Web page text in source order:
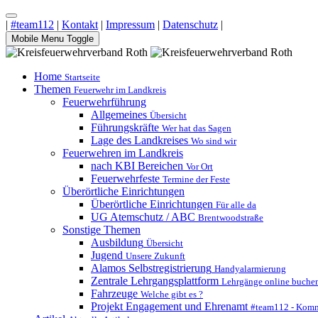
| #team112 | Kontakt | Impressum | Datenschutz |
Mobile Menu Toggle
Home Startseite
Themen Feuerwehr im Landkreis
Feuerwehrführung
Allgemeines Übersicht
Führungskräfte Wer hat das Sagen
Lage des Landkreises Wo sind wir
Feuerwehren im Landkreis
nach KBI Bereichen Vor Ort
Feuerwehrfeste Termine der Feste
Überörtliche Einrichtungen
Überörtliche Einrichtungen Für alle da
UG Atemschutz / ABC Brentwoodstraße
Sonstige Themen
Ausbildung Übersicht
Jugend Unsere Zukunft
Alamos Selbstregistrierung Handyalarmierung
Zentrale Lehrgangsplattform Lehrgänge online
Fahrzeuge Welche gibt es ?
Projekt Engagement und Ehrenamt #team112 -